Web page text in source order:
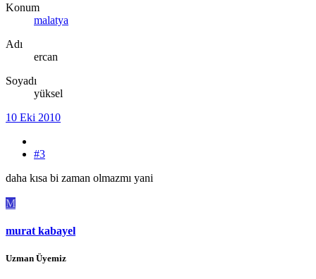
Konum
malatya
Adı
ercan
Soyadı
yüksel
10 Eki 2010
#3
daha kısa bi zaman olmazmı yani
M
murat kabayel
Uzman Üyemiz